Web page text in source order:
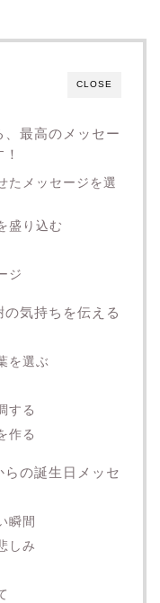
CLOSE
最高のメッセー
たメッセージを選
盛り込む
ジ
気持ちを伝える
を選ぶ
する
作る
の誕生日メッセ
瞬間
しみ